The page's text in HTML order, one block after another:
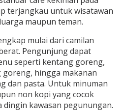
terjangkau untuk wisatawan
maupun teman.
mulai dari camilan
Pengunjung dapat
seperti kentang goreng,
hingga makanan
dan pasta. Untuk minuman
non kopi yang cocok
kawasan pegunungan.